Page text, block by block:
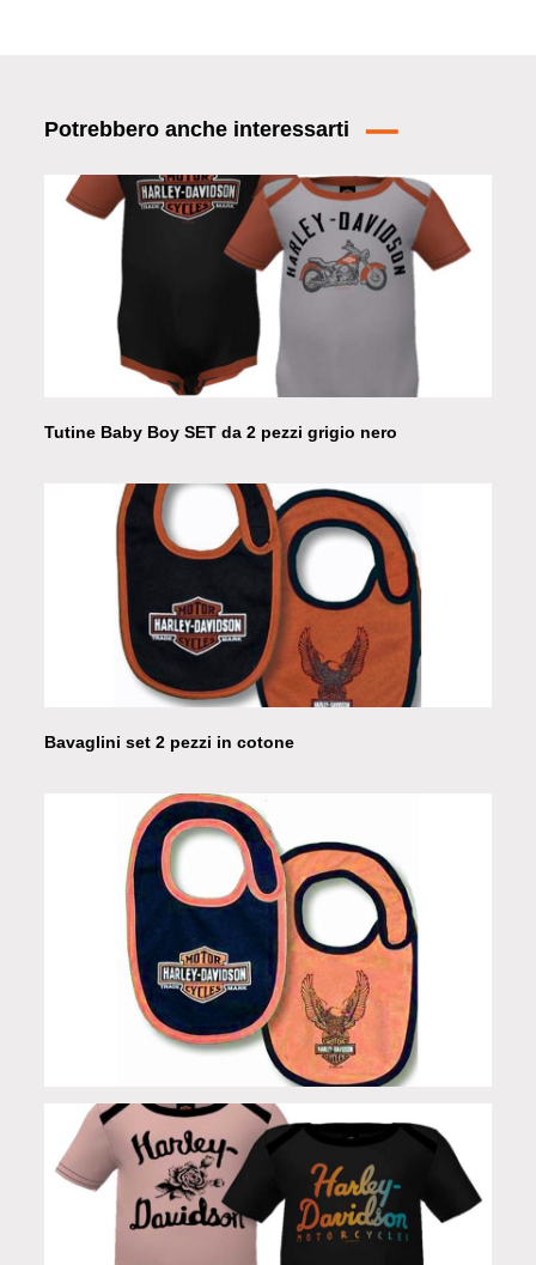
Potrebbero anche interessarti
Tutine Baby Boy SET da 2 pezzi grigio nero
Bavaglini set 2 pezzi in cotone
Set 2 bavaglie Baby Girl